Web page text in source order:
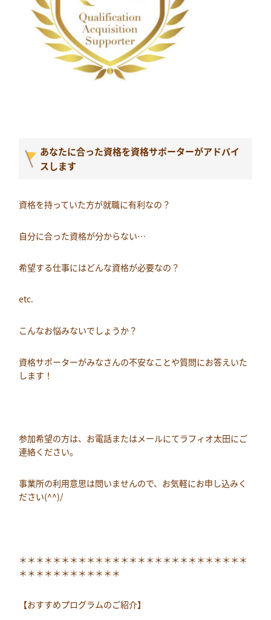
あなたに合った資格を資格サポーターがアドバイ
スします
資格を持っていた方が就職に有利なの？
自分に合った資格が分からない…
希望する仕事にはどんな資格が必要なの？
etc.
こんなお悩みないでしょうか？
資格サポーターがみなさんの不安なことや質問にお答えいた
します！
参加希望の方は、お電話またはメールにてラフィオ太田にご
連絡ください。
事業所の利用意思は問いませんので、お気軽にお申し込みく
ださい(^^)/
＊＊＊＊＊＊＊＊＊＊＊＊＊＊＊＊＊＊＊＊＊＊＊＊＊＊＊
＊＊＊＊＊＊＊＊＊＊＊＊
【おすすめプログラムのご紹介】